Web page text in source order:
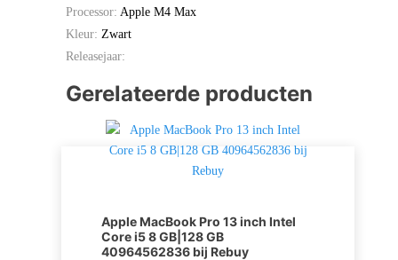
Processor: Apple M4 Max
Kleur: Zwart
Releasejaar:
Gerelateerde producten
Apple MacBook Pro 13 inch Intel
Core i5 8 GB|128 GB
40964562836 bij Rebuy